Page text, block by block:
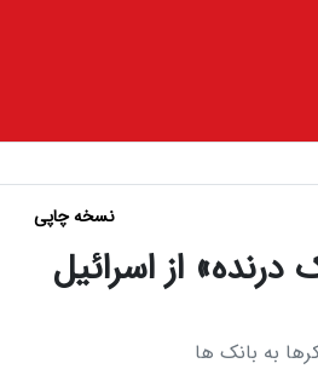
نسخه چاپی
از اسرائیل
به بانک ها